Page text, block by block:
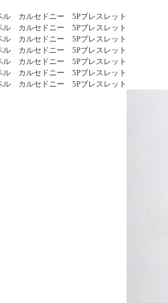
ル カルセドニー 5Pブレスレット
ル カルセドニー 5Pブレスレット
ル カルセドニー 5Pブレスレット
ル カルセドニー 5Pブレスレット
ル カルセドニー 5Pブレスレット
ル カルセドニー 5Pブレスレット
ル カルセドニー 5Pブレスレット